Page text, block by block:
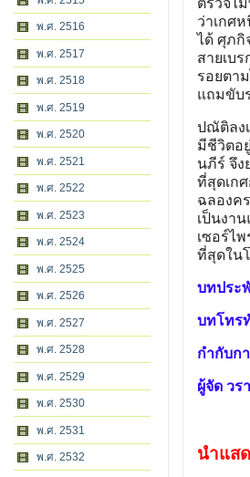
พ.ศ. 2516
พ.ศ. 2517
พ.ศ. 2518
พ.ศ. 2519
พ.ศ. 2520
พ.ศ. 2521
พ.ศ. 2522
พ.ศ. 2523
พ.ศ. 2524
พ.ศ. 2525
พ.ศ. 2526
พ.ศ. 2527
พ.ศ. 2528
พ.ศ. 2529
พ.ศ. 2530
พ.ศ. 2531
พ.ศ. 2532
ว่าเกศ
ได้ ศุภกิ
สายเบ
รอยตา
แถมขับ
ปณัติลง
มีชีวิตอ
นภีร์ จึง
ที่สุดเก
ฉลองค
เป็นงา
เซอร์ไ
ที่สุดใน
บทประ
บทโทร
กำกับก
ผู้จัด ว
นำแส